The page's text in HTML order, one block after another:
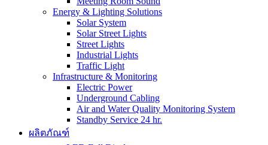
Energy & Lighting Solutions
Solar System
Solar Street Lights
Street Lights
Industrial Lights
Traffic Light
Infrastructure & Monitoring
Electric Power
Underground Cabling
Air and Water Quality Monitoring System
Standby Service 24 hr.
ผลิตภัณฑ์